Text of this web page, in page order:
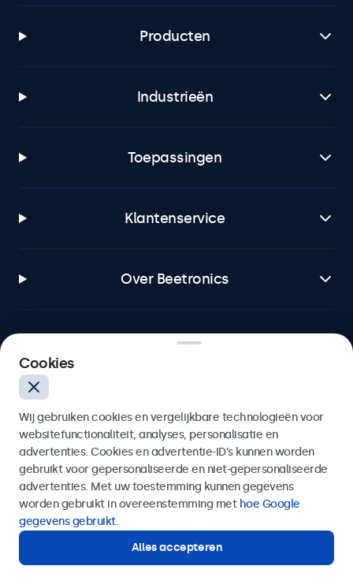
Producten
Industrieën
Toepassingen
Klantenservice
Over Beetronics
Quellinstraat 49, 2018 Antwerpen, Belgïe
4.8/5 door 5000+ bedrijven
Nederlands
Cookies
Wij gebruiken cookies en vergelijkbare technologieën voor
websitefunctionaliteit, analyses, personalisatie en
advertenties. Cookies en advertentie-ID’s kunnen worden
gebruikt voor gepersonaliseerde en niet-gepersonaliseerde
advertenties. Met uw toestemming kunnen gegevens
worden gebruikt in overeenstemming met hoe Google
gegevens gebruikt.
Alles accepteren